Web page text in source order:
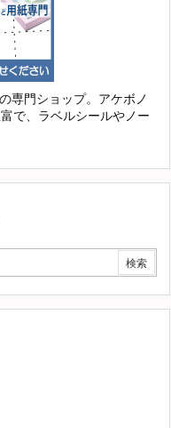
専門ショップ。アケボノ
で、ラベルシールやノー